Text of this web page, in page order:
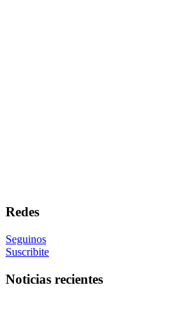
Redes
Seguinos
Suscribite
Noticias recientes